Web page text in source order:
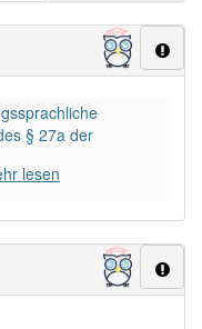
§ 27a der
lesen